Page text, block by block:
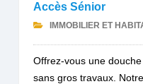
Accès Sénior
IMMOBILIER ET
Offrez-vous une
sans gros travaux.